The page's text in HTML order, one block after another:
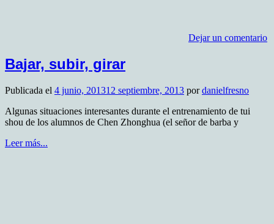
Dejar un comentario
Bajar, subir, girar
Publicada el 4 junio, 201312 septiembre, 2013 pordanielfresno
Algunas situaciones interesantes durante el entrenamiento de tui
shou de los alumnos de Chen Zhonghua (el señor de barba y
Leer más...